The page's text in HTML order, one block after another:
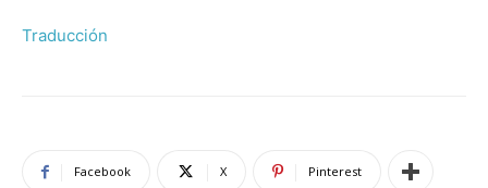
Traducción
Facebook X Pinterest